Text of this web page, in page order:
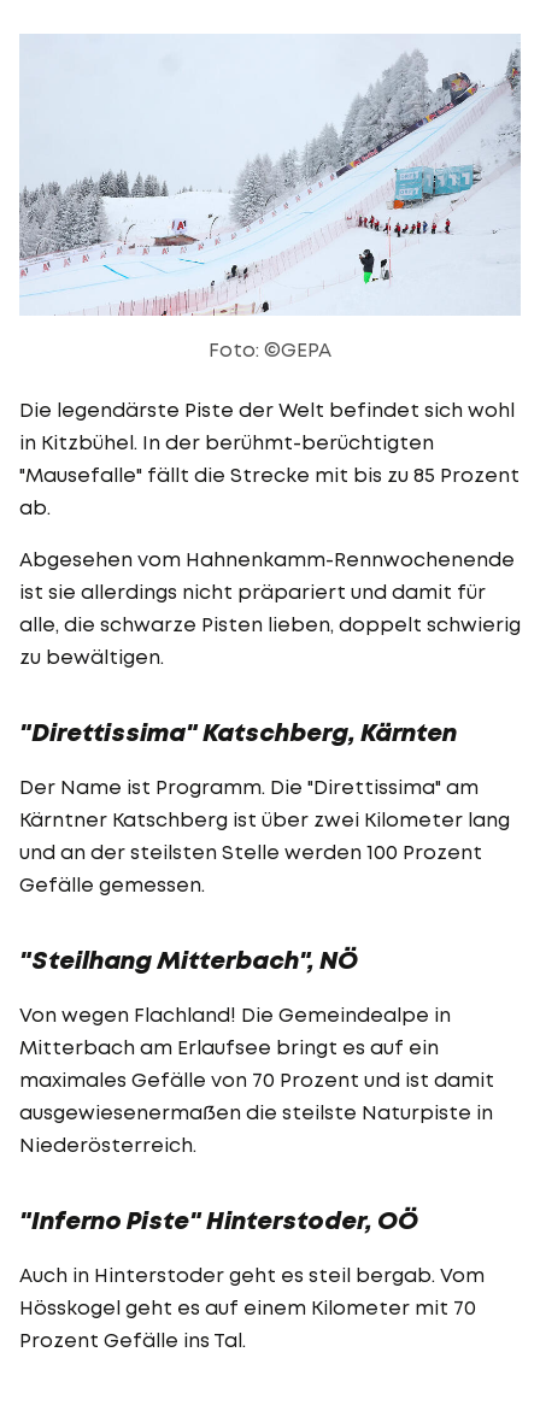
Foto: ©GEPA
Die legendärste Piste der Welt befindet sich wohl
in Kitzbühel. In der berühmt-berüchtigten
"Mausefalle" fällt die Strecke mit bis zu 85 Prozent
ab.
Abgesehen vom Hahnenkamm-Rennwochenende
ist sie allerdings nicht präpariert und damit für
alle, die schwarze Pisten lieben, doppelt schwierig
zu bewältigen.
"Direttissima" Katschberg, Kärnten
Der Name ist Programm. Die "Direttissima" am
Kärntner Katschberg ist über zwei Kilometer lang
und an der steilsten Stelle werden 100 Prozent
Gefälle gemessen.
"Steilhang Mitterbach", NÖ
Von wegen Flachland! Die Gemeindealpe in
Mitterbach am Erlaufsee bringt es auf ein
maximales Gefälle von 70 Prozent und ist damit
ausgewiesener­maßen die steilste Naturpiste in
Niederösterreich.
"Inferno Piste" Hinterstoder, OÖ
Auch in Hinterstoder geht es steil bergab. Vom
Hösskogel geht es auf einem Kilometer mit 70
Prozent Gefälle ins Tal.